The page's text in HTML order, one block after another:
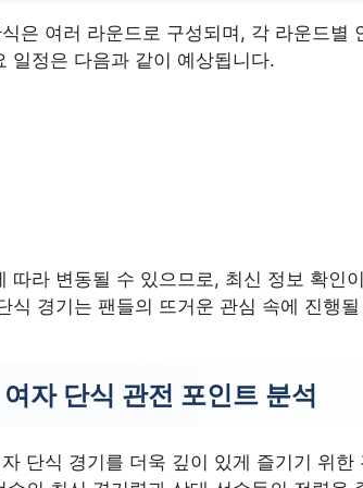
은 여러 라운드로 구성되며, 각 라운드별
일정은 다음과 같이 예상됩니다.
따라 변동될 수 있으므로, 최신 정보 확인
식 경기는 팬들의 뜨거운 관심 속에 진행
자 단식 관전 포인트 분석
단식 경기를 더욱 깊이 있게 즐기기 위한